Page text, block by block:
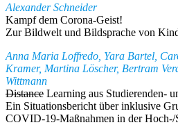
Alexander Schneider
Kampf dem Corona-Geist!
Zur Bildwelt und Bildsprache von
Anna Maria Loffredo, Yara Bartel,
Kramer, Martina Löscher, Bertram
Wittmann
Distance Learning aus Studierenden-
Ein Situationsbericht über inklusive
COVID-19-Maßnahmen in der Hoch-/